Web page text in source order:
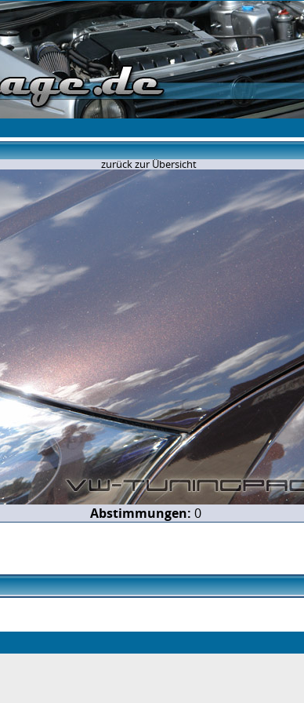
zurück zur Übersicht
Abstimmungen: 0